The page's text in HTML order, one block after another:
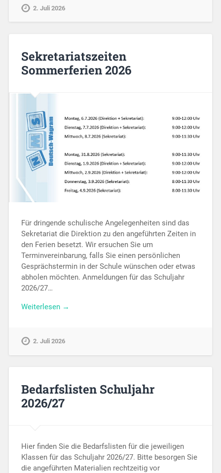
2. Juli 2026
Sekretariatszeiten
Sommerferien 2026
Für dringende schulische Angelegenheiten sind das
Sekretariat die Direktion zu den angeführten Zeiten in
den Ferien besetzt. Wir ersuchen Sie um
Terminvereinbarung, falls Sie einen persönlichen
Gesprächstermin in der Schule wünschen oder etwas
abholen möchten. Anmeldungen für das Schuljahr
2026/27…
Weiterlesen →
2. Juli 2026
Bedarfslisten Schuljahr
2026/27
Hier finden Sie die Bedarfslisten für die jeweiligen
Klassen für das Schuljahr 2026/27. Bitte besorgen Sie
die angeführten Materialien rechtzeitig vor